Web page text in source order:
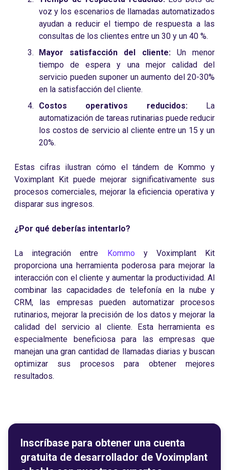
voz y los escenarios de llamadas automatizados
ayudan a reducir el tiempo de respuesta a las
consultas de los clientes entre un 30 y un 40 %.
Mayor satisfacción del cliente:Un menor
tiempo de espera y una mejor calidad del
servicio pueden suponer un aumento del 20-30%
en la satisfacción del cliente.
Costos operativos reducidos:La
automatización de tareas rutinarias puede reducir
los costos de servicio al cliente entre un 15 y un
20%.
Estas cifras ilustran cómo el tándem de Kommo y
Voximplant Kit puede mejorar significativamente sus
procesos comerciales, mejorar la eficiencia operativa y
disparar sus ingresos.
¿Por qué deberías intentarlo?
La integración entre Kommo y Voximplant Kit
proporciona una herramienta poderosa para mejorar la
interacción con el cliente y aumentar la productividad. Al
combinar las capacidades de telefonía en la nube y
CRM, las empresas pueden automatizar procesos
rutinarios, mejorar la precisión de los datos y mejorar la
calidad del servicio al cliente. Esta herramienta es
especialmente beneficiosa para las empresas que
manejan una gran cantidad de llamadas diarias y buscan
optimizar sus procesos para obtener mejores
resultados.
Inscríbase para obtener una cuenta
gratuita de desarrollador de Voximplant